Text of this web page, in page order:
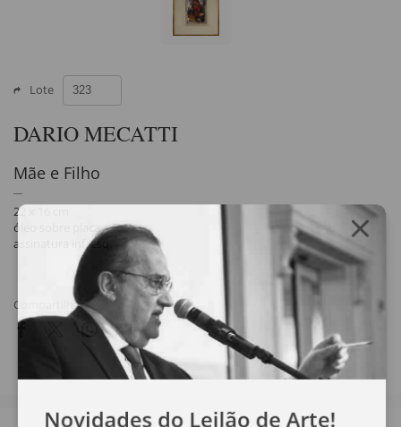
Lote
DARIO MECATTI
Mãe e Filho
22 x 16 cm
óleo sobre placa
assinatura inf. esq.
Compartilhar
Novidades do Leilão de Arte!